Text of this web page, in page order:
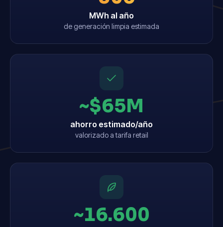
MWh al año
de generación limpia estimada
~$65M
ahorro estimado/año
valorizado a tarifa retail
~16.600